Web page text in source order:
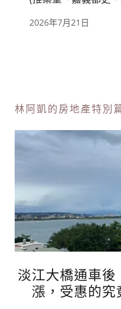
2026年7月21日
林阿凱的房地產特別
淡江大橋通車
漲，受惠的究